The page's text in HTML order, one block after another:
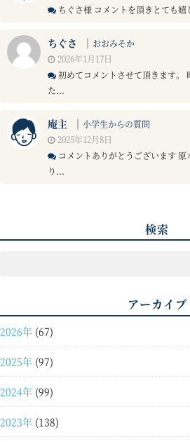
ちぐさ様 コメントを頂きとても
ちぐさ ｜ おおみそか
2026年1月17日
初めてコメントさせて頂きます。
た...
庵主 ｜ 小学生からの質問
2025年12月8日
コメントありがとうございます
り...
検索
アーカイブ
2026年 (67)
2025年 (97)
2024年 (99)
2023年 (138)